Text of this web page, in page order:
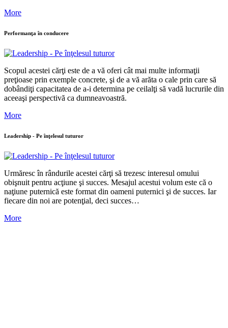
More
Performanţa în conducere
Scopul acestei cărţi este de a vă oferi cât mai multe informaţii
preţioase prin exemple concrete, şi de a vă arăta o cale prin care să
dobândiţi capacitatea de a-i determina pe ceilalţi să vadă lucrurile din
aceeaşi perspectivă ca dumneavoastră.
More
Leadership - Pe înţelesul tuturor
Urmăresc în rândurile acestei cărţi să trezesc interesul omului
obişnuit pentru acţiune şi succes. Mesajul acestui volum este că o
naţiune puternică este format din oameni puternici şi de succes. Iar
fiecare din noi are potenţial, deci succes…
More